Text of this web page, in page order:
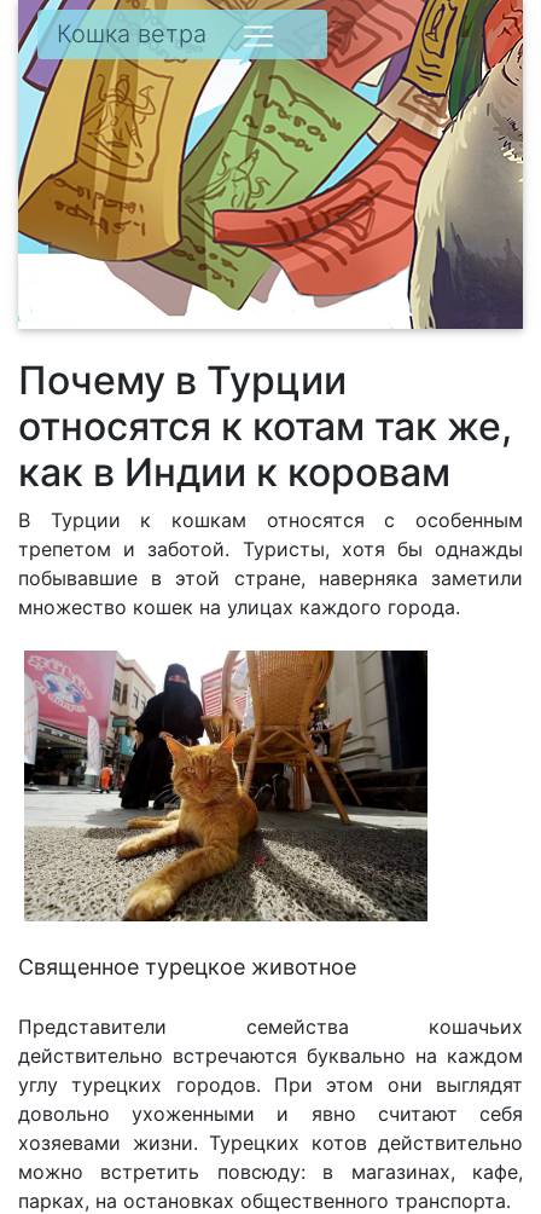
Кошка ветра
Почему в Турции
относятся к котам так же,
как в Индии к коровам
В Турции к кошкам относятся с особенным
трепетом и заботой. Туристы, хотя бы однажды
побывавшие в этой стране, наверняка заметили
множество кошек на улицах каждого города.
Священное турецкое животное
Представители семейства кошачьих
действительно встречаются буквально на каждом
углу турецких городов. При этом они выглядят
довольно ухоженными и явно считают себя
хозяевами жизни. Турецких котов действительно
можно встретить повсюду: в магазинах, кафе,
парках, на остановках общественного транспорта.